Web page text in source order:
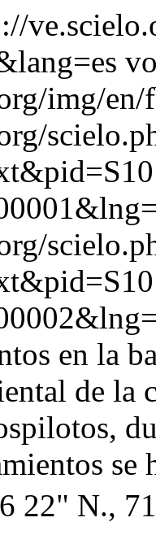
img/
en la
de la
se
22" N.,